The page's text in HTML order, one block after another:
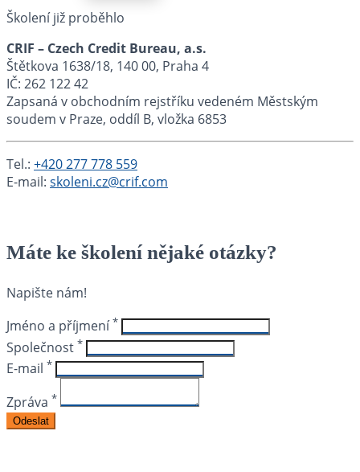
Školení již proběhlo
CRIF – Czech Credit Bureau, a.s.
Štětkova 1638/18, 140 00, Praha 4
IČ: 262 122 42
Zapsaná v obchodním rejstříku vedeném Městským
soudem v Praze, oddíl B, vložka 6853
Tel.: +420 277 778 559
E-mail: skoleni.cz@crif.com
Máte ke školení nějaké otázky?
Napište nám!
Jméno a příjmení*
Společnost *
E-mail *
Zpráva *